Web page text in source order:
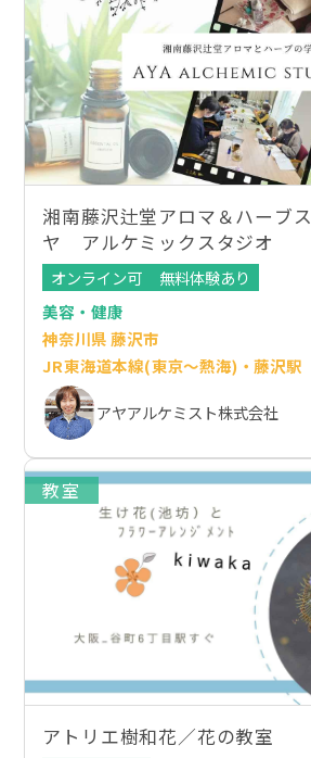
湘南藤沢辻堂アロマ＆ハーブ
ヤ アルケミックスタジオ
オンライン可
無料体験あり
美容・健康
神奈川県 藤沢市
JR東海道本線(東京～熱海)・藤沢駅
アヤアルケミスト株式会社
教室
アトリエ樹和花／花の教室